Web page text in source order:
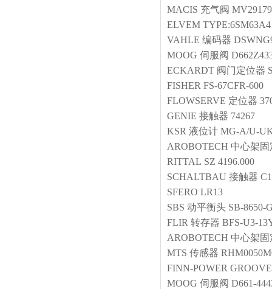
MACIS 充气阀
ELVEM TYPE:6SM63A4
VAHLE 编码器
MOOG 伺服阀
ECKARDT 阀门定位器
FISHER FS-67CFR-600
FLOWSERVE 定位器
GENIE 接触器 74267
KSR 液位计 MG-A/U-
AROBOTECH 中心架固
RITTAL SZ 4196.000
SCHALTBAU 接触器
SFERO LR13
SBS 动平衡头 SB-8650-
FLIR 转存器 BFS-U3-
AROBOTECH 中心架固
MTS 传感器
FINN-POWER
MOOG 伺服阀 D661-